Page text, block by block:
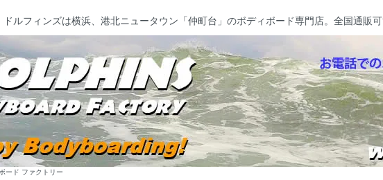
ドルフィンズは横浜、港北ニュータウン「仲町台」のボディボード専門店。全国通販
ード ファクトリー